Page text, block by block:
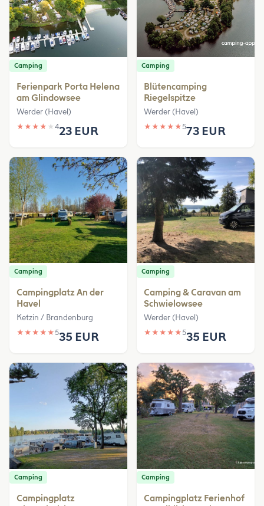
Camping
Ferienpark Porta Helena
am Glindowsee
Werder (Havel)
★ ★ ★ ★ ★ 423 EUR
Camping
Blütencamping
Riegelspitze
Werder (Havel)
★ ★ ★ ★ ★573 EUR
Camping
Campingplatz An der
Havel
Ketzin / Brandenburg
★ ★ ★ ★ ★535 EUR
Camping
Camping & Caravan am
Schwielowsee
Werder (Havel)
★ ★ ★ ★ ★535 EUR
Camping
Campingplatz
Camping
Campingplatz Ferienhof